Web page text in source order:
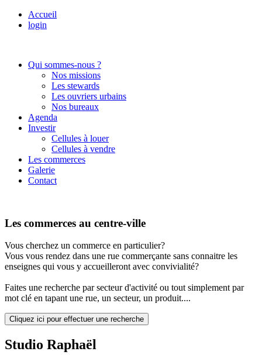
Accueil
login
Qui sommes-nous ?
Nos missions
Les stewards
Les ouvriers urbains
Nos bureaux
Agenda
Investir
Cellules à louer
Cellules à vendre
Les commerces
Galerie
Contact
Les commerces au centre-ville
Vous cherchez un commerce en particulier?
Vous vous rendez dans une rue commerçante sans connaitre les
enseignes qui vous y accueilleront avec convivialité?
Faites une recherche par secteur d'activité ou tout simplement par
mot clé en tapant une rue, un secteur, un produit....
Cliquez ici pour effectuer une recherche
Studio Raphaël